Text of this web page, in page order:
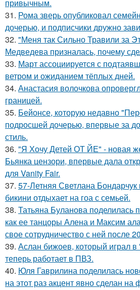
привычным.
31. Рома зверь опубликовал
дочерью, и подписчики дружно
32. "Меня так Сильно Травили за
Медведева призналась, почему
33. Март ассоциируется с
ветром и ожиданием тёплых дней.
34. Анастасия волочкова
границей.
35. Бейонсе, которую недавно
подросшей дочерью, впервые за
стиль.
36. "Я Хочу Детей ОТ ЙЕ" - новая
Бьянка цензори, впервые дала
для Vanity Fair.
37. 57-Летняя Светлана Бондарчук
бикини отдыхает на гоа с семьей.
38. Татьяна Буланова поделилась
как ее танцоры Алена и Максим
свое сотрудничество с ней после
39. Аслан бижоев, который играл
теперь работает в ПВЗ.
40. Юля Гаврилина поделилась
на этот раз акцент явно сделан на